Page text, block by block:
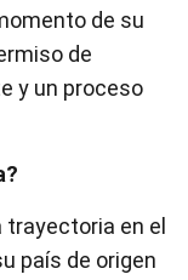
de su
de
y un proceso
trayectoria en el
país de origen